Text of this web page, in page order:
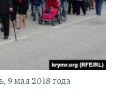
9 мая 2018 года